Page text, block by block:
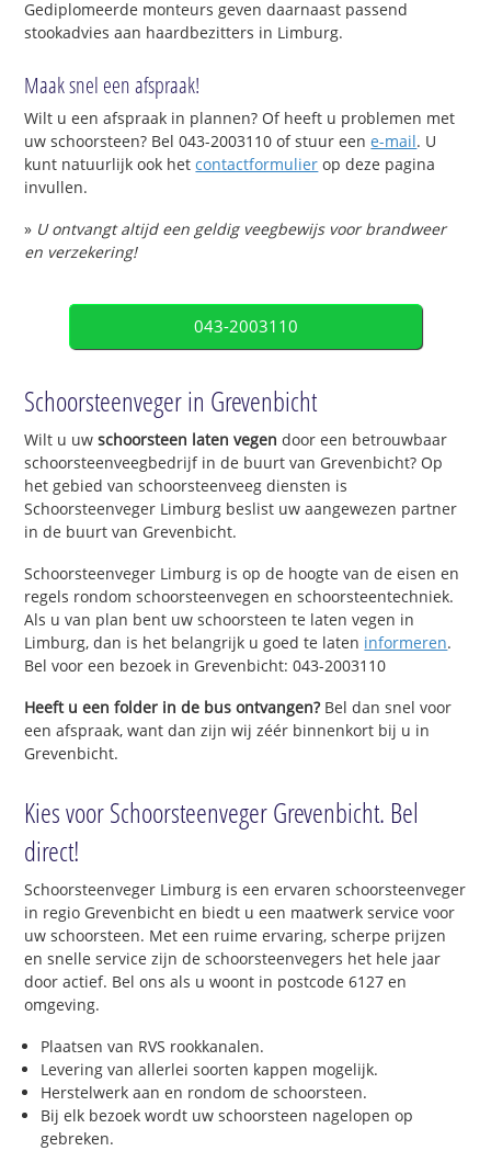
Gediplomeerde monteurs geven daarnaast passend
stookadvies aan haardbezitters in Limburg.
Maak snel een afspraak!
Wilt u een afspraak in plannen? Of heeft u problemen met
uw schoorsteen? Bel 043-2003110 of stuur eene-mail. U
kunt natuurlijk ook hetcontactformulier op deze pagina
invullen.
» U ontvangt altijd een geldig veegbewijs voor brandweer
en verzekering!
043-2003110
Schoorsteenveger in Grevenbicht
Wilt u uwschoorsteen laten vegen door een betrouwbaar
schoorsteenveegbedrijf in de buurt van Grevenbicht? Op
het gebied van schoorsteenveeg diensten is
Schoorsteenveger Limburg beslist uw aangewezen partner
in de buurt van Grevenbicht.
Schoorsteenveger Limburg is op de hoogte van de eisen en
regels rondom schoorsteenvegen en schoorsteentechniek.
Als u van plan bent uw schoorsteen te laten vegen in
Limburg, dan is het belangrijk u goed te laten informeren.
Bel voor een bezoek in Grevenbicht: 043-2003110
Heeft u een folder in de bus ontvangen?Bel dan snel voor
een afspraak, want dan zijn wij zéér binnenkort bij u in
Grevenbicht.
Kies voor Schoorsteenveger Grevenbicht. Bel
direct!
Schoorsteenveger Limburg is een ervaren schoorsteenveger
in regio Grevenbicht en biedt u een maatwerk service voor
uw schoorsteen. Met een ruime ervaring, scherpe prijzen
en snelle service zijn de schoorsteenvegers het hele jaar
door actief. Bel ons als u woont in postcode 6127 en
omgeving.
Plaatsen van RVS rookkanalen.
Levering van allerlei soorten kappen mogelijk.
Herstelwerk aan en rondom de schoorsteen.
Bij elk bezoek wordt uw schoorsteen nagelopen op
gebreken.